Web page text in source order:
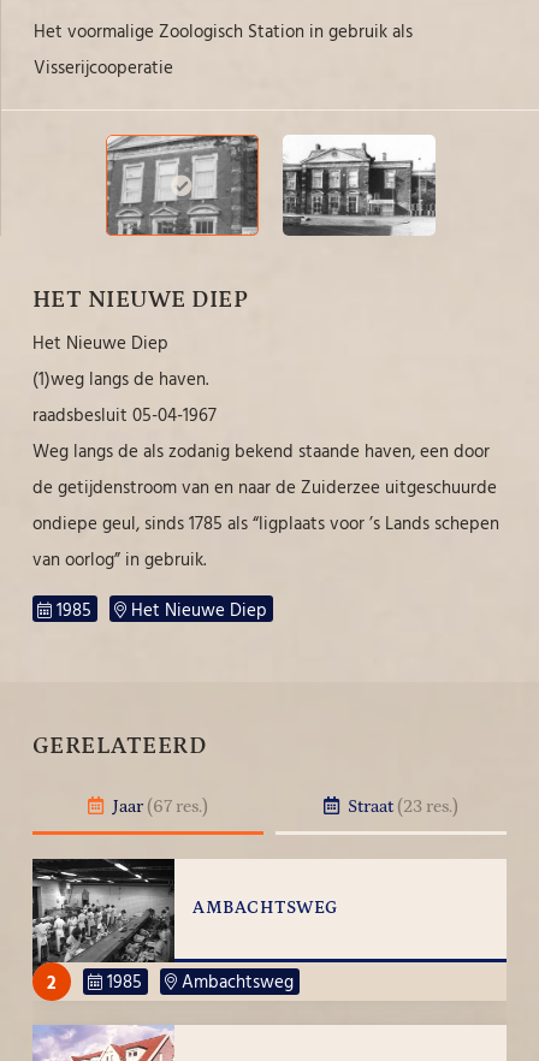
HET NIEUWE DIEP
Het Nieuwe Diep
(1)weg langs de haven.
raadsbesluit 05-04-1967
Weg langs de als zodanig bekend staande haven, een door
de getijdenstroom van en naar de Zuiderzee uitgeschuurde
ondiepe geul, sinds 1785 als “ligplaats voor ’s Lands schepen
van oorlog” in gebruik.
1985
Het Nieuwe Diep
GERELATEERD
Jaar (67 res.) Straat (23 res.)
AMBACHTSWEG
2 1985 Ambachtsweg
Het voormalige Zoologisch Station in gebruik als
Visserijcooperatie